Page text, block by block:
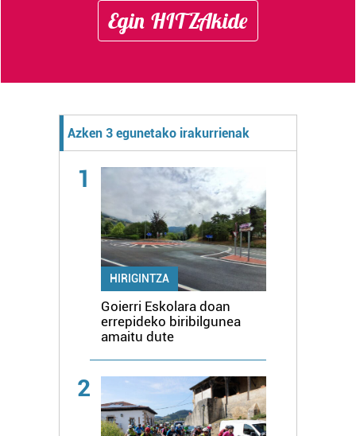
Egin HITZAkide
Azken 3 egunetako irakurrienak
1
HIRIGINTZA
Goierri Eskolara doan
errepideko biribilgunea
amaitu dute
2